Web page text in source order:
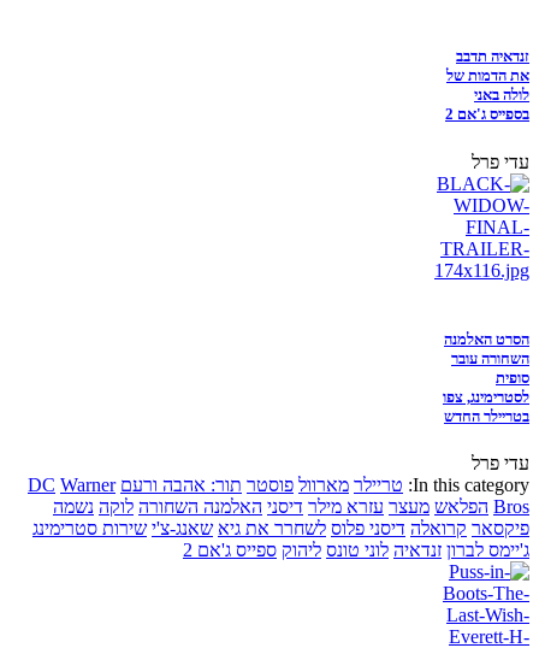
זנדאיה תדבב
את הדמות של
לולה באני
בספייס ג'אם 2
עדי פרל
הסרט האלמנה
השחורה עובר
סופית
לסטרימינג, צפו
בטריילר החדש
עדי פרל
In this category: טריילר מארוול פוסטר תור: אהבה ורעם DC Warner
Bros הפלאש מעצר עזרא מילר דיסני האלמנה השחורה לוקה נשמה
פיקסאר קרואלה דיסני פלוס לשחרר את גיא שאנג-צ'י שירות סטרימינג
ג'יימס לברון זנדאיה לוני טונס ליהוק ספייס ג'אם 2